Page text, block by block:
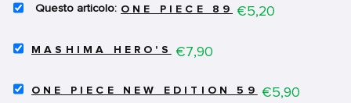
SELECT
89
ONE PIECE 89 Price
€5,20
SELECT
FOR
MASHIMA HERO'S Price
€7,90
SELECT
ONE PIECE NEW EDITION 59 Price
€5,90